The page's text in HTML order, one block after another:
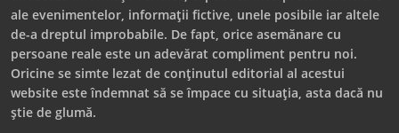
ale evenimentelor, informații fictive, unele posibile iar altele
de-a dreptul improbabile. De fapt, orice asemănare cu
persoane reale este un adevărat compliment pentru noi.
Oricine se simte lezat de conținutul editorial al acestui
website este îndemnat să se împace cu situația, asta dacă nu
știe de glumă.